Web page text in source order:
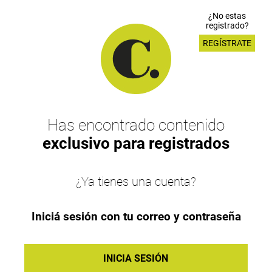
¿No estas
registrado?
REGÍSTRATE
Has encontrado contenido
exclusivo para registrados
¿Ya tienes una cuenta?
Iniciá sesión con tu correo y contraseña
INICIA SESIÓN